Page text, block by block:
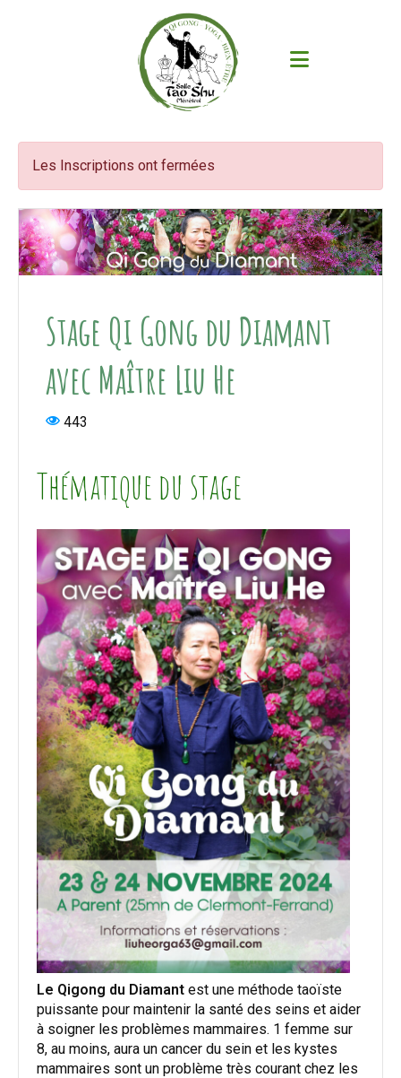
Les Inscriptions ont fermées
Stage Qi Gong du Diamant
avec Maître Liu He
443
Thématique du stage
Le Qigong du Diamant est une méthode taoïste
puissante pour maintenir la santé des seins et aider
à soigner les problèmes mammaires. 1 femme sur
8, au moins, aura un cancer du sein et les kystes
mammaires sont un problème très courant chez les